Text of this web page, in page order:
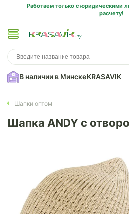
Работаем только с юридическими
расчету!
В наличии в МинскеKRASAVIK
Шапки оптом
Шапка ANDY с